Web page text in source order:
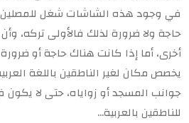
في وجود هذه الشاشات شغل
حاجة ولا ضرورة لذلك فالأولى تركه،
أخرى، أما إذا كانت هناك حاجة أو
يخصص مكان لغير الناطقين باللغة
جوانب المسجد أو زواياه، حتى لا
للناطقين بالعربية…